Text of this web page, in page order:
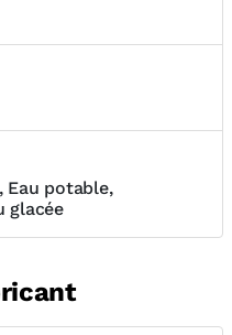
Eau potable,
glacée